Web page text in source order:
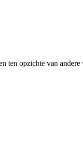
opzichte van